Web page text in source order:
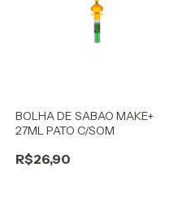
BOLHA DE SABAO MAKE+
27ML PATO C/SOM
R$26,90